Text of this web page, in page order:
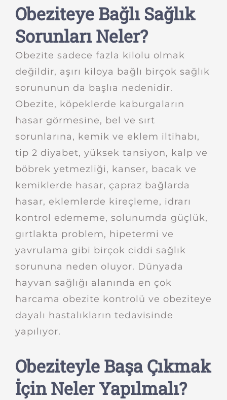
Obeziteye Bağlı Sağlık
Sorunları Neler?
Obezite sadece fazla kilolu olmak
değildir, aşırı kiloya bağlı birçok sağlık
sorununun da başlıa nedenidir.
Obezite, köpeklerde kaburgaların
hasar görmesine, bel ve sırt
sorunlarına, kemik ve eklem iltihabı,
tip 2 diyabet, yüksek tansiyon, kalp ve
böbrek yetmezliği, kanser, bacak ve
kemiklerde hasar, çapraz bağlarda
hasar, eklemlerde kireçleme, idrarı
kontrol edememe, solunumda güçlük,
gırtlakta problem, hipetermi ve
yavrulama gibi birçok ciddi sağlık
sorununa neden oluyor. Dünyada
hayvan sağlığı alanında en çok
harcama obezite kontrolü ve obeziteye
dayalı hastalıkların tedavisinde
yapılıyor.
Obeziteyle Başa Çıkmak
İçin Neler Yapılmalı?